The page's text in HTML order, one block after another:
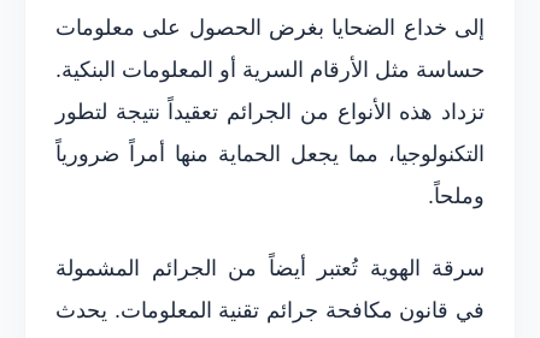
إلى خداع الضحايا بغرض الحصول على معلومات
حساسة مثل الأرقام السرية أو المعلومات البنكية.
تزداد هذه الأنواع من الجرائم تعقيداً نتيجة لتطور
التكنولوجيا، مما يجعل الحماية منها أمراً ضرورياً
وملحاً.
سرقة الهوية تُعتبر أيضاً من الجرائم المشمولة
في قانون مكافحة جرائم تقنية المعلومات. يحدث